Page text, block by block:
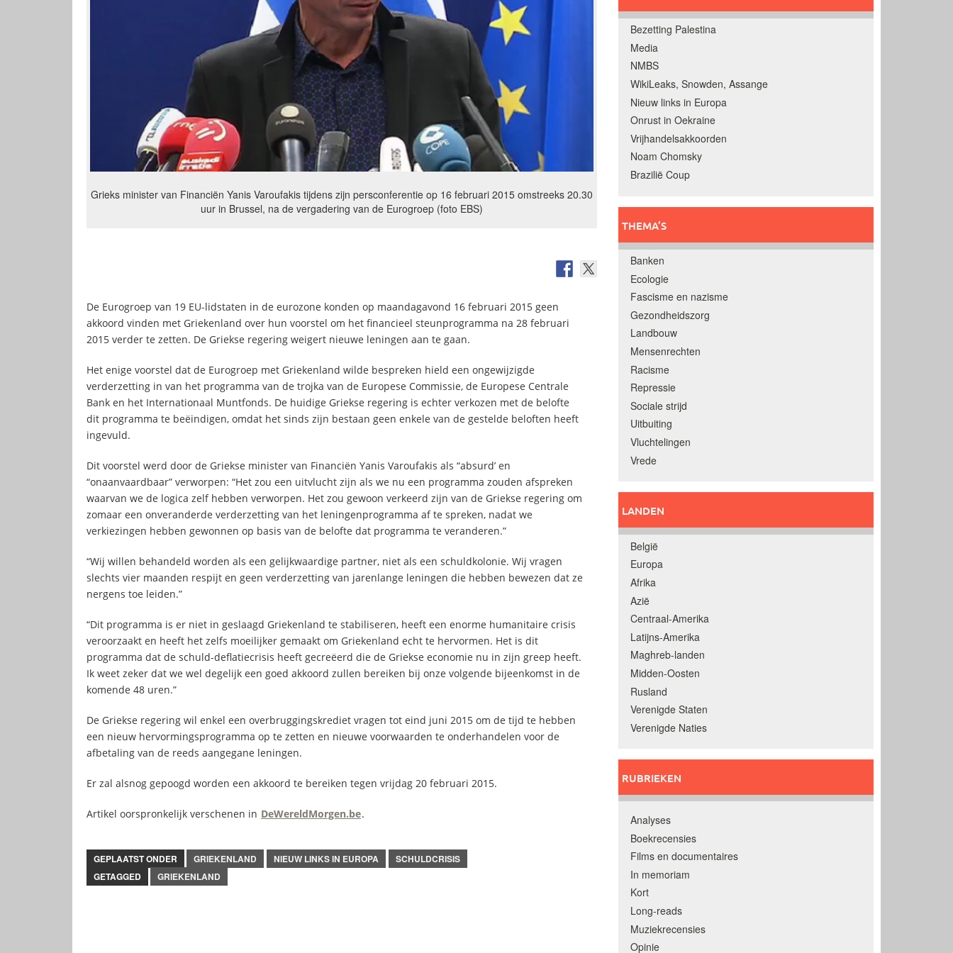
Grieks minister van Financiën Yanis Varoufakis tijdens zijn persconferentie op 16 februari 2015 omstreeks 20.30
uur in Brussel, na de vergadering van de Eurogroep (foto EBS)
De Eurogroep van 19 EU-lidstaten in de eurozone konden op maandagavond 16 februari 2015 geen
akkoord vinden met Griekenland over hun voorstel om het financieel steunprogramma na 28 februari
2015 verder te zetten. De Griekse regering weigert nieuwe leningen aan te gaan.
Het enige voorstel dat de Eurogroep met Griekenland wilde bespreken hield een ongewijzigde
verderzetting in van het programma van de trojka van de Europese Commissie, de Europese Centrale
Bank en het Internationaal Muntfonds. De huidige Griekse regering is echter verkozen met de belofte
dit programma te beëindigen, omdat het sinds zijn bestaan geen enkele van de gestelde beloften heeft
ingevuld.
Dit voorstel werd door de Griekse minister van Financiën Yanis Varoufakis als “absurd’ en
“onaanvaardbaar” verworpen: “Het zou een uitvlucht zijn als we nu een programma zouden afspreken
waarvan we de logica zelf hebben verworpen. Het zou gewoon verkeerd zijn van de Griekse regering om
zomaar een onveranderde verderzetting van het leningenprogramma af te spreken, nadat we
verkiezingen hebben gewonnen op basis van de belofte dat programma te veranderen.”
“Wij willen behandeld worden als een gelijkwaardige partner, niet als een schuldkolonie. Wij vragen
slechts vier maanden respijt en geen verderzetting van jarenlange leningen die hebben bewezen dat ze
nergens toe leiden.”
“Dit programma is er niet in geslaagd Griekenland te stabiliseren, heeft een enorme humanitaire crisis
veroorzaakt en heeft het zelfs moeilijker gemaakt om Griekenland echt te hervormen. Het is dit
programma dat de schuld-deflatiecrisis heeft gecreëerd die de Griekse economie nu in zijn greep heeft.
Ik weet zeker dat we wel degelijk een goed akkoord zullen bereiken bij onze volgende bijeenkomst in de
komende 48 uren.”
De Griekse regering wil enkel een overbruggingskrediet vragen tot eind juni 2015 om de tijd te hebben
een nieuw hervormingsprogramma op te zetten en nieuwe voorwaarden te onderhandelen voor de
afbetaling van de reeds aangegane leningen.
Er zal alsnog gepoogd worden een akkoord te bereiken tegen vrijdag 20 februari 2015.
Artikel oorspronkelijk verschenen in DeWereldMorgen.be.
GEPLAATST ONDER GRIEKENLAND NIEUW LINKS IN EUROPA
SCHULDCRISIS
GETAGGED
GRIEKENLAND
Bezetting Palestina
Media
NMBS
WikiLeaks, Snowden, Assange
Nieuw links in Europa
Onrust in Oekraine
Vrijhandelsakkoorden
Noam Chomsky
Brazilië Coup
THEMA’S
Banken
Ecologie
Fascisme en nazisme
Gezondheidszorg
Landbouw
Mensenrechten
Racisme
Repressie
Sociale strijd
Uitbuiting
Vluchtelingen
Vrede
LANDEN
België
Europa
Afrika
Azië
Centraal-Amerika
Latijns-Amerika
Maghreb-landen
Midden-Oosten
Rusland
Verenigde Staten
Verenigde Naties
RUBRIEKEN
Analyses
Boekrecensies
Films en documentaires
In memoriam
Kort
Long-reads
Muziekrecensies
Opinie